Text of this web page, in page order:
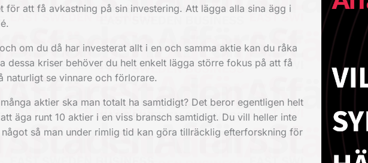
för att få avkastning på sin investering. Att lägga alla sina ägg i
om du då har investerat allt i en och samma aktie kan du råka
kriser behöver du helt enkelt lägga större fokus på att få
naturligt se vinnare och förlorare.
aktier ska man totalt ha samtidigt? Det beror egentligen helt
äga runt 10 aktier i en viss bransch samtidigt. Du vill heller inte
så man under rimlig tid kan göra tillräcklig efterforskning för